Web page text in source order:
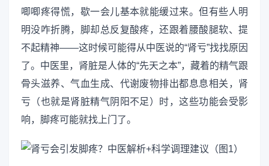
唧唧疼得慌，歇一会儿基本就能缓过来。但有些人明
明没咋折腾，脚却总反复酸疼，还跟着腰酸腿软、提
不起精神——这时候可能得从中医说的“肾亏”找找原因
了。中医里，肾脏是人体的“先天之本”，藏着的精气跟
骨头滋养、气血生成、代谢废物排出都息息相关，肾
亏（也就是肾脏精气阴阳不足）时，这些功能会受影
响，脚疼可能就找上门了。